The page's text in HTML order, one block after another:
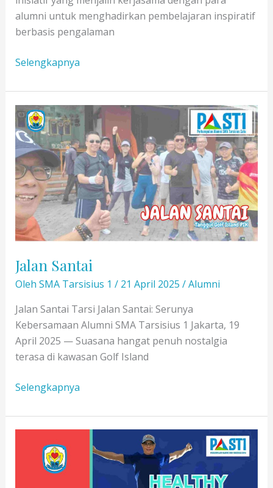
alumni untuk menghadirkan pembelajaran inspiratif
berbasis pengalaman
CLBK
SMA
Tarsisius
1:
Menggali
Potensi
Melalui
Hobi
Bersama
Alumni
Selengkapnya
Jalan Santai
Oleh SMA Tarsisius 1 / 21 April 2025 /Alumni
Jalan Santai Tarsi Jalan Santai: Serunya
Kebersamaan Alumni SMA Tarsisius 1 Jakarta, 19
April 2025 — Suasana hangat penuh nostalgia
terasa di kawasan Golf Island
Jalan
Selengkapnya